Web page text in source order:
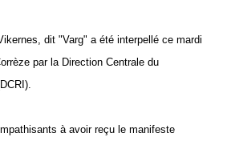
dit "Varg" a été interpellé ce mardi
par la Direction Centrale du
à avoir reçu le manifeste